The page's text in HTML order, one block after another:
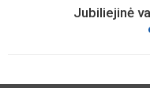
Jubiliejinė